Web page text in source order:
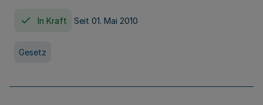
In Kraft Seit 01. Mai 2010
Gesetz